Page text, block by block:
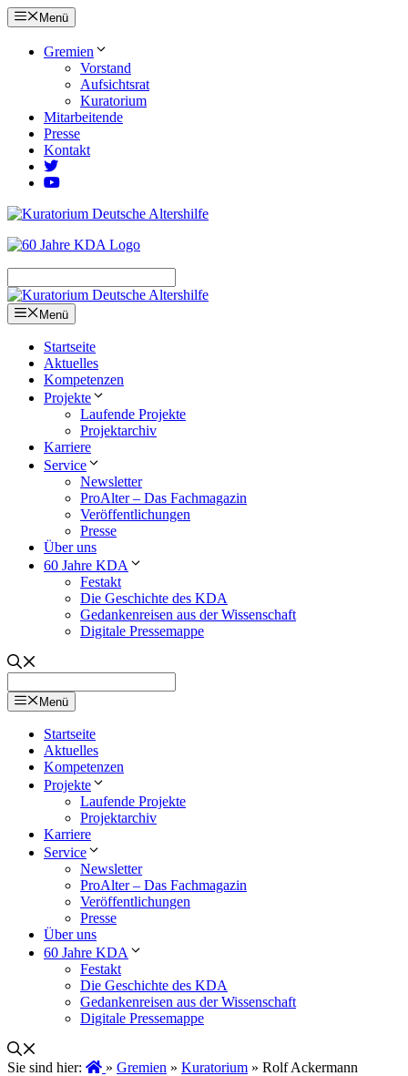
Zum
Inhalt
springen
Menü
Gremien
Vorstand
Aufsichtsrat
Kuratorium
Mitarbeitende
Presse
Kontakt
Menü
Startseite
Aktuelles
Kompetenzen
Projekte
Laufende Projekte
Projektarchiv
Karriere
Service
Newsletter
ProAlter – Das Fachmagazin
Veröffentlichungen
Presse
Über uns
60 Jahre KDA
Festakt
Die Geschichte des KDA
Gedankenreisen aus der Wissenschaft
Digitale Pressemappe
Menü
Startseite
Aktuelles
Kompetenzen
Projekte
Laufende Projekte
Projektarchiv
Karriere
Service
Newsletter
ProAlter – Das Fachmagazin
Veröffentlichungen
Presse
Über uns
60 Jahre KDA
Festakt
Die Geschichte des KDA
Gedankenreisen aus der Wissenschaft
Digitale Pressemappe
Sie sind hier: » Gremien » Kuratorium » Rolf Ackermann